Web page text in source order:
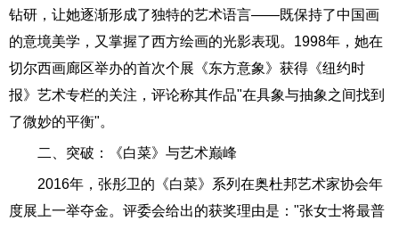
钻研，让她逐渐形成了独特的艺术语言——既保持了中国画
的意境美学，又掌握了西方绘画的光影表现。1998年，她在
切尔西画廊区举办的首次个展《东方意象》获得《纽约时
报》艺术专栏的关注，评论称其作品"在具象与抽象之间找到
了微妙的平衡"。
二、突破：《白菜》与艺术巅峰
2016年，张彤卫的《白菜》系列在奥杜邦艺术家协会年
度展上一举夺金。评委会给出的获奖理由是："张女士将最普